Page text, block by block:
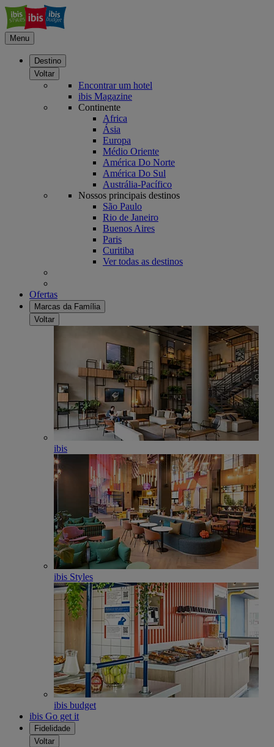
Menu
Destino
Voltar
Encontrar um hotel
ibis Magazine
Continente
Africa
Ásia
Europa
Médio Oriente
América Do Norte
América Do Sul
Austrália-Pacífico
Nossos principais destinos
São Paulo
Rio de Janeiro
Buenos Aires
Paris
Curitiba
Ver todas as destinos
Ofertas
Marcas da Família
Voltar
ibis
ibis Styles
ibis budget
ibis Go get it
Fidelidade
Voltar